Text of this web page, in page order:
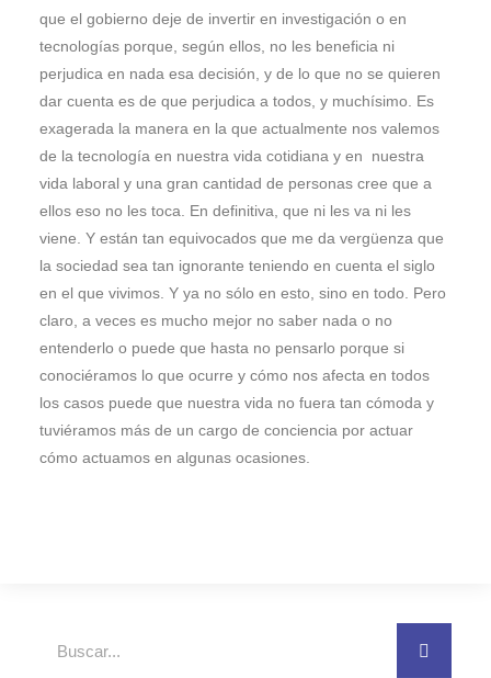
que el gobierno deje de invertir en investigación o en
tecnologías porque, según ellos, no les beneficia ni
perjudica en nada esa decisión, y de lo que no se quieren
dar cuenta es de que perjudica a todos, y muchísimo. Es
exagerada la manera en la que actualmente nos valemos
de la tecnología en nuestra vida cotidiana y en nuestra
vida laboral y una gran cantidad de personas cree que a
ellos eso no les toca. En definitiva, que ni les va ni les
viene. Y están tan equivocados que me da vergüenza que
la sociedad sea tan ignorante teniendo en cuenta el siglo
en el que vivimos. Y ya no sólo en esto, sino en todo. Pero
claro, a veces es mucho mejor no saber nada o no
entenderlo o puede que hasta no pensarlo porque si
conociéramos lo que ocurre y cómo nos afecta en todos
los casos puede que nuestra vida no fuera tan cómoda y
tuviéramos más de un cargo de conciencia por actuar
cómo actuamos en algunas ocasiones.